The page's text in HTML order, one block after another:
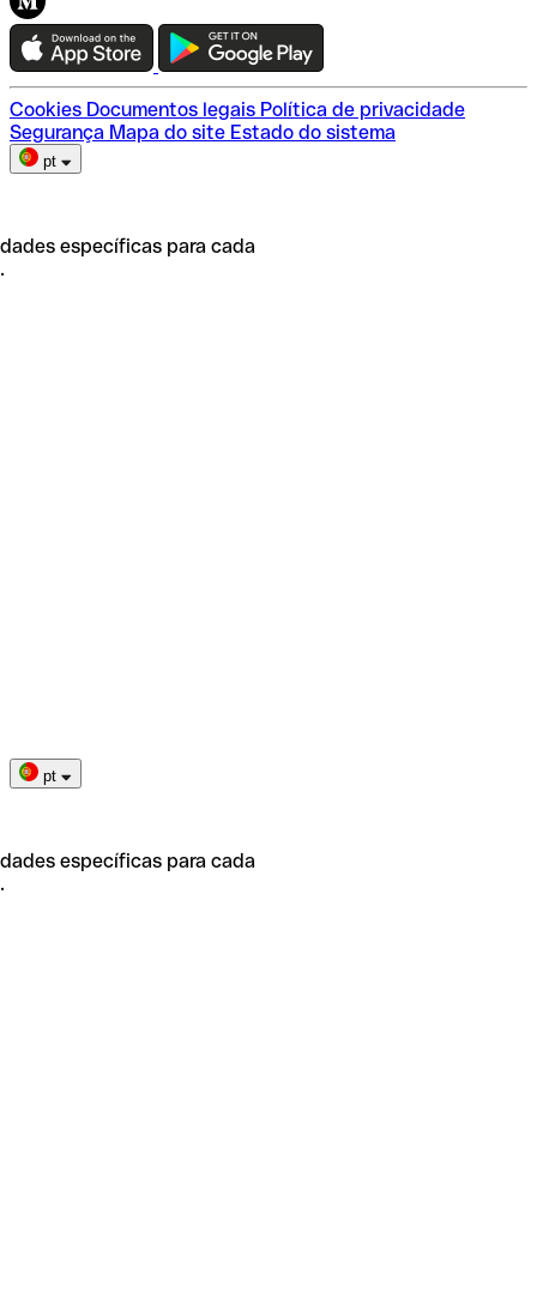
Teste a Qonto
Escolha do plano
Cookies Documentos legais Política de privacidade
Segurança Mapa do site Estado do sistema
pt
específicas para cada
pt
específicas para cada